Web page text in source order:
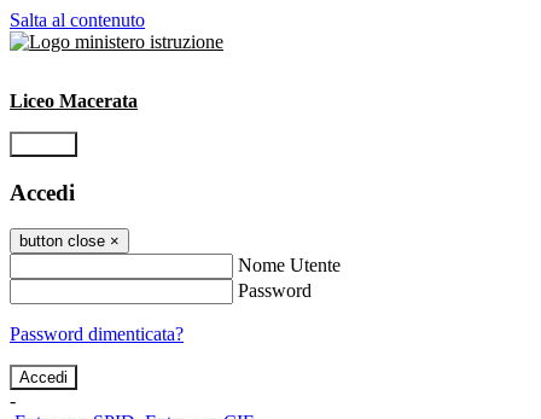
Salta al contenuto
Liceo Macerata
Accedi
button close ×
Nome Utente
Password
Password dimenticata?
-